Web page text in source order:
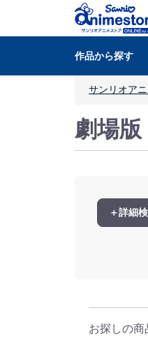
作品から探す
サンリオア
劇場
＋詳細
お探しの商